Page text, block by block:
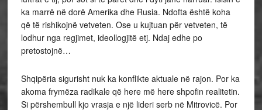
ka marrë në dorë Amerika dhe Rusia. Ndofta është koha
që të rishikojnë vetveten. Ose u kujtuan për vetveten, të
lodhur nga regjimet, ideollogjitë etj. Ndaj edhe po
pretostojnë…
Shqipëria sigurisht nuk ka konflikte aktuale në rajon. Por ka
akoma frymëza radikale që here më here shpofin realitetin.
Si përshembull kjo vrasja e një lideri serb në Mitrovicë. Por